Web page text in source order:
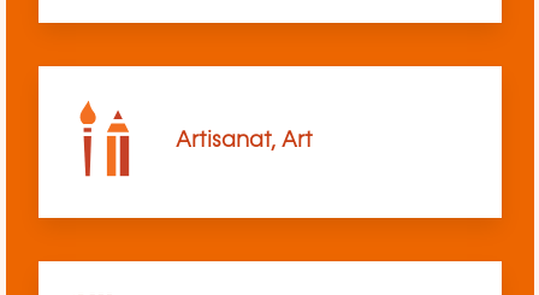
Artisanat, Art